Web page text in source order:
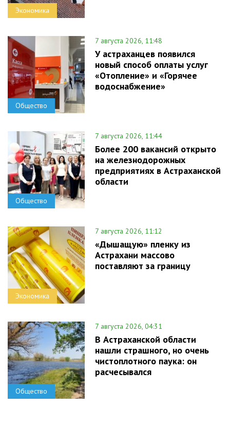
Экономика
Общество
7 августа 2026, 11:48
У астраханцев появился
новый способ оплаты услуг
«Отопление» и «Горячее
водоснабжение»
Общество
7 августа 2026, 11:44
Более 200 вакансий открыто
на железнодорожных
предприятиях в Астраханской
области
Экономика
7 августа 2026, 11:12
«Дышащую» пленку из
Астрахани массово
поставляют за границу
Общество
7 августа 2026, 04:31
В Астраханской области
нашли страшного, но очень
чистоплотного паука: он
расчесывался